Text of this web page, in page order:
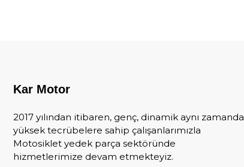
Kar Motor
2017 yılından itibaren, genç, dinamik aynı zamanda
yüksek tecrübelere sahip çalışanlarımızla
Motosiklet yedek parça sektöründe
hizmetlerimize devam etmekteyiz.